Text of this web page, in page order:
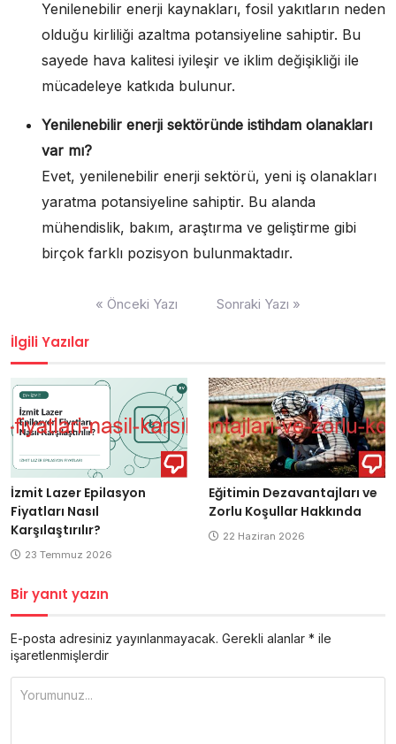
Yenilenebilir enerji kaynakları, fosil yakıtların neden
olduğu kirliliği azaltma potansiyeline sahiptir. Bu
sayede hava kalitesi iyileşir ve iklim değişikliği ile
mücadeleye katkıda bulunur.
Yenilenebilir enerji sektöründe istihdam olanakları
var mı?
Evet, yenilenebilir enerji sektörü, yeni iş olanakları
yaratma potansiyeline sahiptir. Bu alanda
mühendislik, bakım, araştırma ve geliştirme gibi
birçok farklı pozisyon bulunmaktadır.
« Önceki Yazı Sonraki Yazı »
İlgili Yazılar
İzmit Lazer Epilasyon
Fiyatları Nasıl
Karşılaştırılır?
23 Temmuz 2026
Eğitimin Dezavantajları ve
Zorlu Koşullar Hakkında
22 Haziran 2026
Bir yanıt yazın
E-posta adresiniz yayınlanmayacak. Gerekli alanlar * ile
işaretlenmişlerdir